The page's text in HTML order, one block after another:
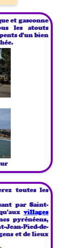
et gasconne
les atouts
d'un bien
toutes les
par Saint-
villages
pyrénéens,
Pied-de-
et de lieux